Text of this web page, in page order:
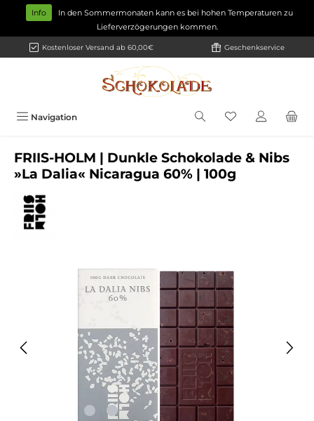
Zum Hauptinhalt springen
Info
In den Sommermonaten kann es bei hohen Temperaturen zu
Lieferverzögerungen kommen.
Kostenloser Versand ab 60,00€ Geschenkservice
Navigation
FRIIS-HOLM | Dunkle Schokolade & Nibs
»La Dalia« Nicaragua 60% | 100g
Bildergalerie überspringen